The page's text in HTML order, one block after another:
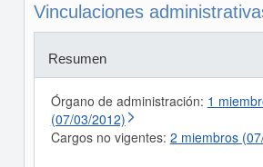
Vinculaciones
Resumen
Órgano de administración: 1
(07/03/2012)
Cargos no vigentes: 2 miembros